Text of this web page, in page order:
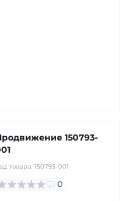
150793-
товара: 150793-001
0